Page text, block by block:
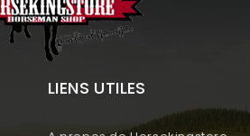
LIENS UTILES